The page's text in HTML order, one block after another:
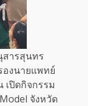
สารสุนทร
งนายแพทย์
เปิดกิจกรรม
จังหวัด